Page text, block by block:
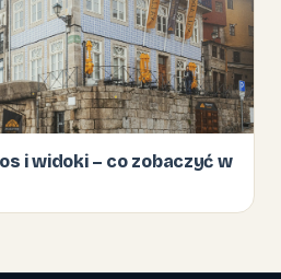
i widoki – co zobaczyć w